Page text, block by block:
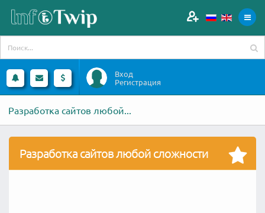
Вход
Регистрация
Разработка сайтов любой...
Разработка сайтов любой сложности